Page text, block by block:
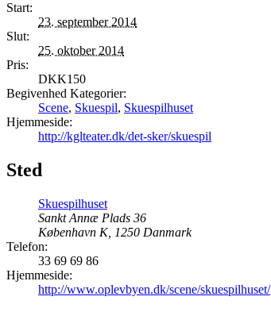
Start:
23. september 2014
Slut:
25. oktober 2014
Pris:
DKK150
Begivenhed Kategorier:
Scene, Skuespil, Skuespilhuset
Hjemmeside:
http://kglteater.dk/det-sker/skuespil
Sted
Skuespilhuset
Sankt Annæ Plads 36
København K, 1250 Danmark
Telefon:
33 69 69 86
Hjemmeside:
http://www.oplevbyen.dk/scene/skuespilhuset/